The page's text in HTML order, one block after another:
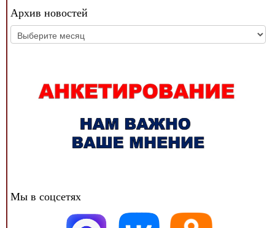
Архив новостей
Архив
новостей
Мы в соцсетях